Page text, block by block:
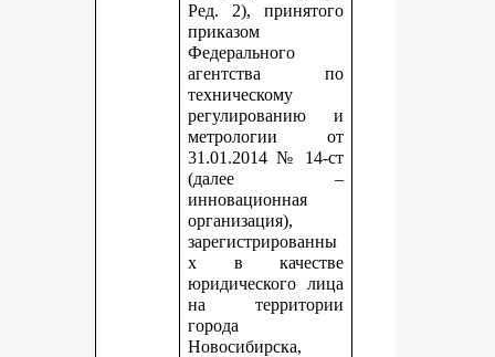
Ред. 2), принятого
приказом
Федерального
агентства по
техническому
регулированию и
метрологии от
31.01.2014 № 14-ст
(далее –
инновационная
организация),
зарегистрированны
х в качестве
юридического лица
на территории
города
Новосибирска,